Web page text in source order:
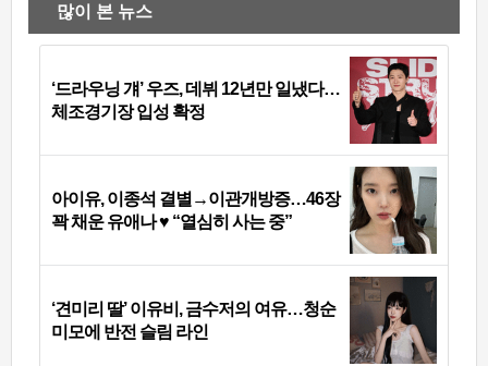
많이 본 뉴스
‘드라우닝 걔’ 우즈, 데뷔 12년만 일냈다…
체조경기장 입성 확정
아이유, 이종석 결별→이관개방증…46장
꽉 채운 유애나 ♥ “열심히 사는 중”
‘견미리 딸’ 이유비, 금수저의 여유…청순
미모에 반전 슬림 라인